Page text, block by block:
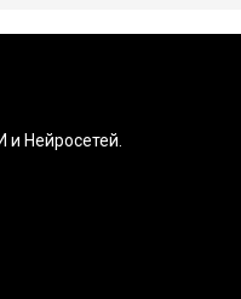
и Нейросетей.